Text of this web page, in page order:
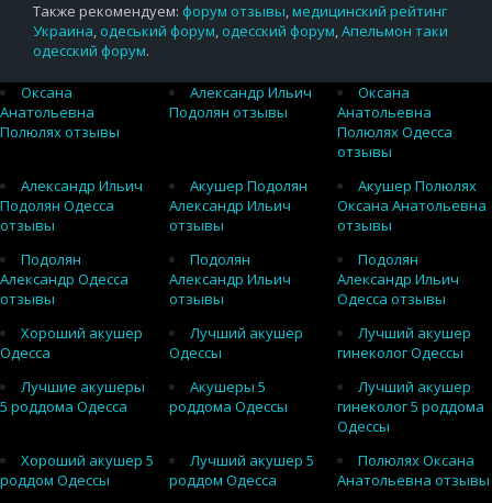
Также рекомендуем: форум отзывы,медицинский рейтинг
Украина, одеський форум, одесский форум,Апельмон таки
одесский форум.
Оксана
Анатольевна
Полюлях отзывы
Александр Ильич
Подолян отзывы
Оксана
Анатольевна
Полюлях Одесса
отзывы
Александр Ильич
Подолян Одесса
отзывы
Акушер Подолян
Александр Ильич
отзывы
Акушер Полюлях
Оксана Анатольевна
отзывы
Подолян
Александр Одесса
отзывы
Подолян
Александр Ильич
отзывы
Подолян
Александр Ильич
Одесса отзывы
Хороший акушер
Одесса
Лучший акушер
Одессы
Лучший акушер
гинеколог Одессы
Лучшие акушеры
5 роддома Одесса
Акушеры 5
роддома Одессы
Лучший акушер
гинеколог 5 роддома
Одессы
Хороший акушер 5
роддом Одессы
Лучший акушер 5
роддом Одесса
Полюлях Оксана
Анатольевна отзывы